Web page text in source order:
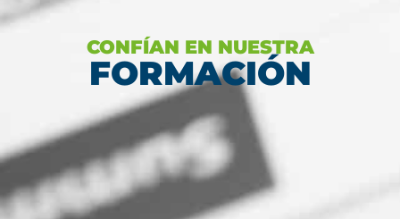
CONFÍAN EN NUESTRA
FORMACIÓN